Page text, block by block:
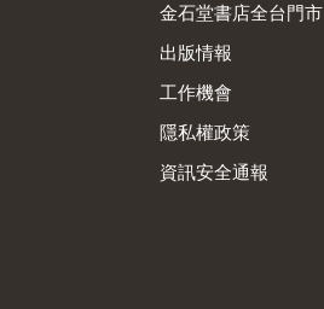
金石堂書店全台門市
出版情報
工作機會
隱私權政策
資訊安全通報